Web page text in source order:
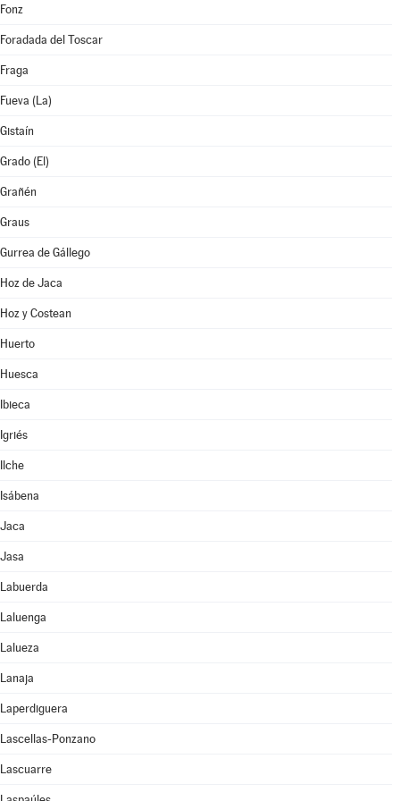
Fonz
Foradada del Toscar
Fraga
Fueva (La)
Gistaín
Grado (El)
Grañén
Graus
Gurrea de Gállego
Hoz de Jaca
Hoz y Costean
Huerto
Huesca
Ibieca
Igriés
Ilche
Isábena
Jaca
Jasa
Labuerda
Laluenga
Lalueza
Lanaja
Laperdiguera
Lascellas-Ponzano
Lascuarre